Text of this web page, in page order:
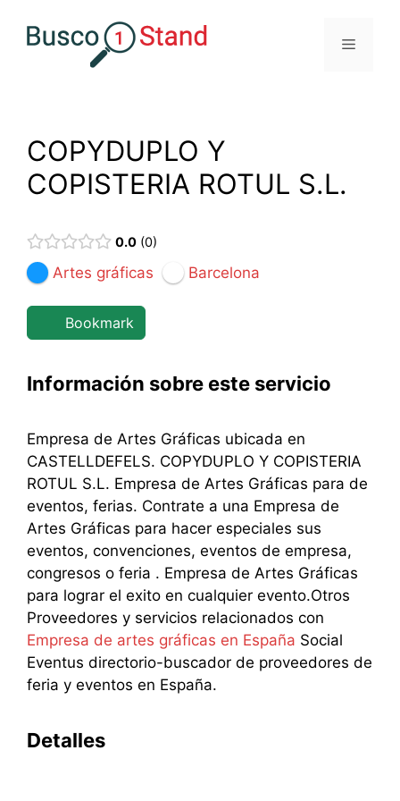
Menú
COPYDUPLO Y
COPISTERIA ROTUL S.L.
0.0 0
Artes gráficas Barcelona
Bookmark
Información sobre este servicio
Empresa de Artes Gráficas ubicada en
CASTELLDEFELS. COPYDUPLO Y COPISTERIA
ROTUL S.L. Empresa de Artes Gráficas para de
eventos, ferias. Contrate a una Empresa de
Artes Gráficas para hacer especiales sus
eventos, convenciones, eventos de empresa,
congresos o feria . Empresa de Artes Gráficas
para lograr el exito en cualquier evento.Otros
Proveedores y servicios relacionados con
Empresa de artes gráficas en España Social
Eventus directorio-buscador de proveedores de
feria y eventos en España.
Detalles